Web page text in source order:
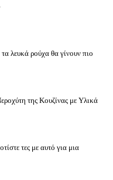
λευκά ρούχα θα γίνουν πιο
της Κουζίνας με Υλικά
τες με αυτό για μια